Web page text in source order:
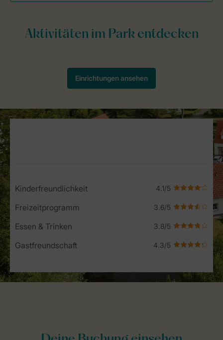
Service Rating from our guests
Kinderfreundlichkeit
Freizeitprogramm
Essen & Trinken
Gastfreundschaft